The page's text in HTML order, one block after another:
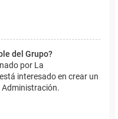
del Grupo?
por La
interesado en crear un